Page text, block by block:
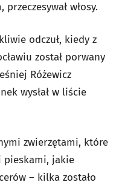
włosy.
odczuł, kiedy z
został porwany
Różewicz
wysłał w liście
zwierzętami, które
pieskami, jakie
– kilka zostało